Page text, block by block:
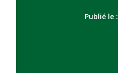
Publié le :